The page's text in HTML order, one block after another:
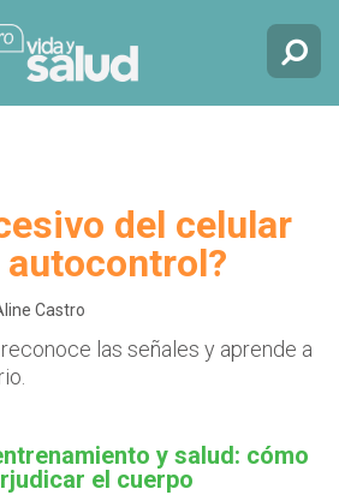
del celular
Castro
las señales y aprende a
y salud: cómo
el cuerpo